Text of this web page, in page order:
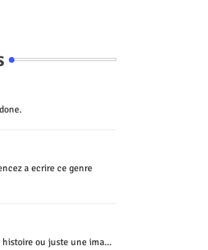
a ecrire ce genre
histoire ou juste une ima...